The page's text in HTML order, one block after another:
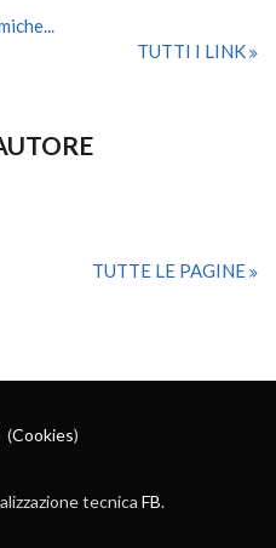
TUTTI I LINK
TUTTE LE PAGINE
(Cookies)
tecnica FB.